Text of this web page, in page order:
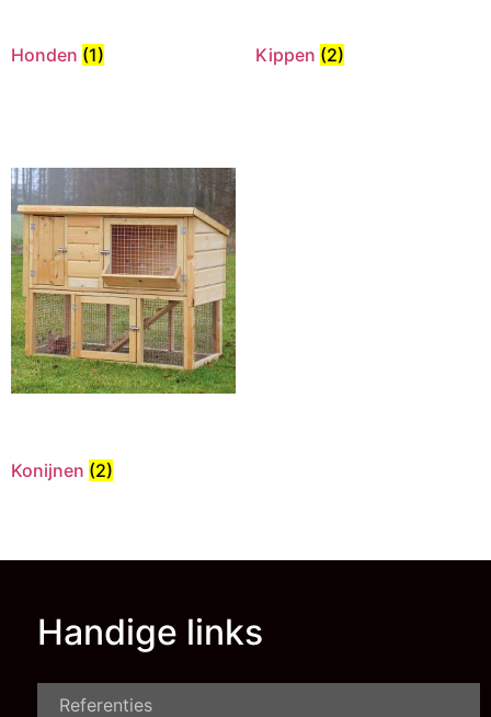
Honden (1) Kippen (2)
Konijnen (2)
Handige links
Referenties